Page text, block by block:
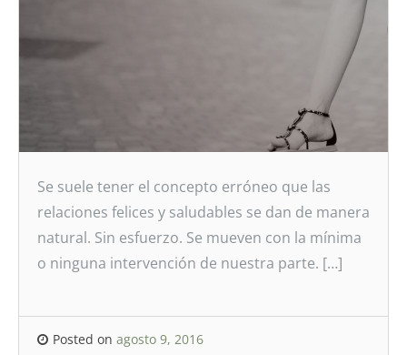
Se suele tener el concepto erróneo que las
relaciones felices y saludables se dan de manera
natural. Sin esfuerzo. Se mueven con la mínima
o ninguna intervención de nuestra parte. […]
Posted on agosto 9, 2016